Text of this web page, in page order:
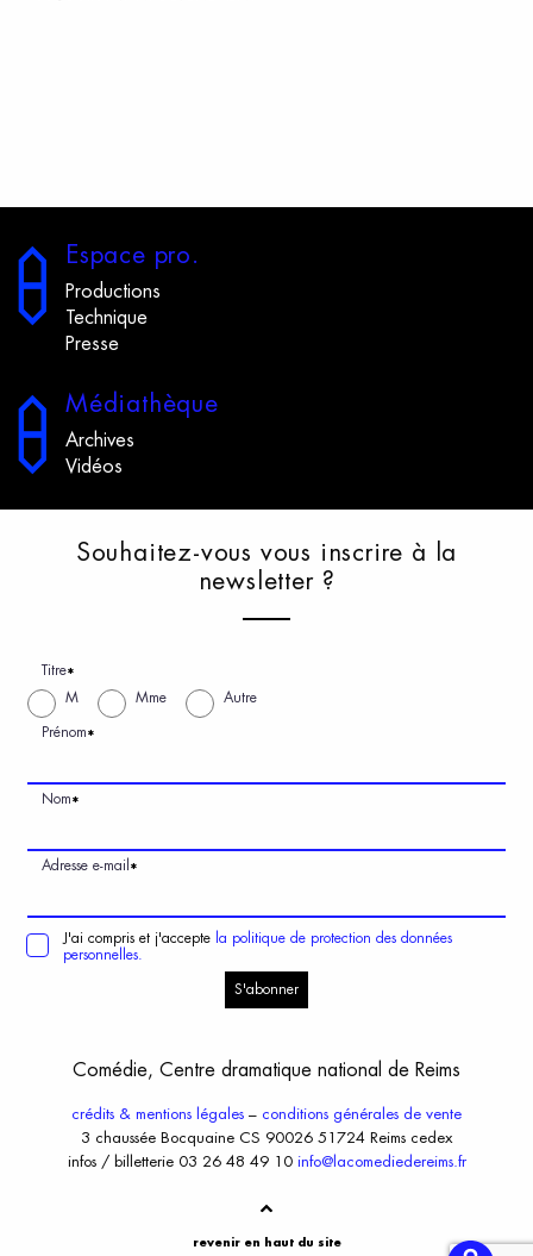
Espace pro.
Productions
Technique
Presse
Médiathèque
Archives
Vidéos
Souhaitez-vous vous i nscrire à
a
newsletter ?
Titre*
M Mme Autre
Prénom*
Nom*
Adresse e-mail *
J'ai compris et j'accepte la politique de protection des données
personnelles.
S'abonner
Comédie, Centre dramatique national de Reims
crédits & mentions légales – conditions générales de vente
3 chaussée Bocquaine CS 90026 51724 Reims cedex
infos / billetterie 03 26 48 49 10 info@lacomediedereims.fr
revenir en haut du site